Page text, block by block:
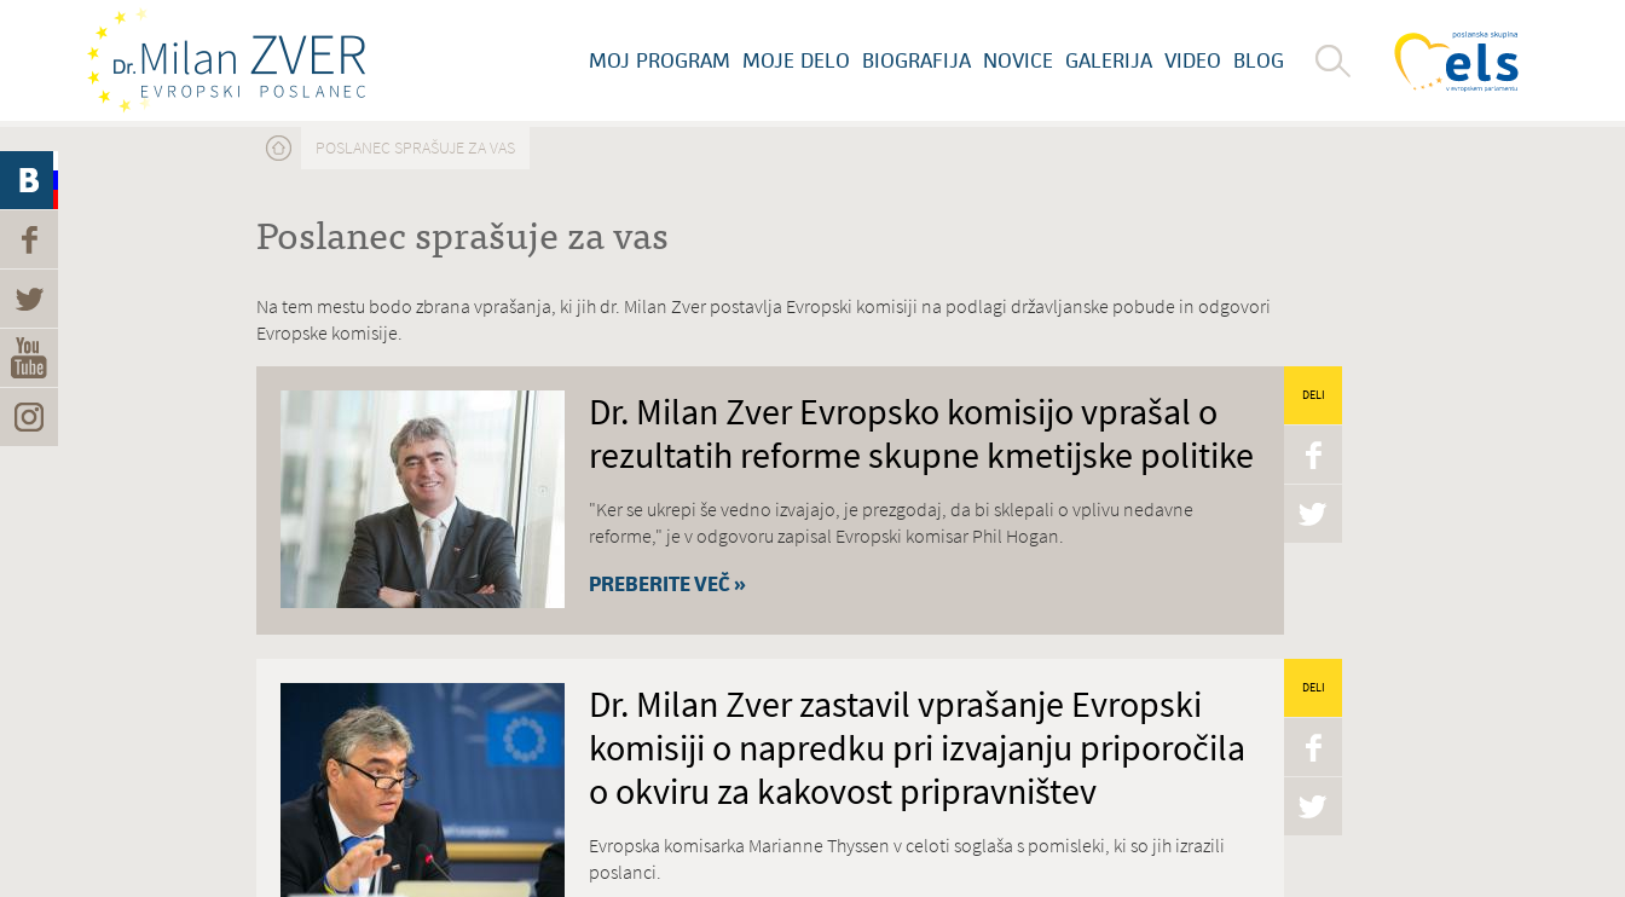
MOJ PROGRAM MOJE DELO BIOGRAFIJA NOVICE GALERIJA VIDEO BLOG
Nahajate se tukaj
POSLANEC SPRAŠUJE ZA VAS
Poslanec sprašuje za vas
Na tem mestu bodo zbrana vprašanja, ki jih dr. Milan Zver postavlja Evropski komisiji na podlagi državljanske pobude in odgovori
Evropske komisije.
Dr. Milan Zver Evropsko komisijo vprašal o
rezultatih reforme skupne kmetijske politike
"Ker se ukrepi še vedno izvajajo, je prezgodaj, da bi sklepali o vplivu nedavne
reforme," je v odgovoru zapisal Evropski komisar Phil Hogan.
PREBERITE VEČ »
DELI
Dr. Milan Zver zastavil vprašanje Evropski
komisiji o napredku pri izvajanju priporočila
o okviru za kakovost pripravništev
Evropska komisarka Marianne Thyssen v celoti soglaša s pomisleki, ki so jih izrazili
poslanci.
DELI